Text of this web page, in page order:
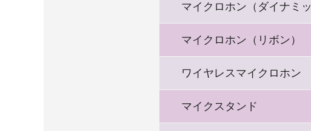
マイクロホン（ダイナミッ
マイクロホン（リボン）
ワイヤレスマイクロホン
マイクスタンド